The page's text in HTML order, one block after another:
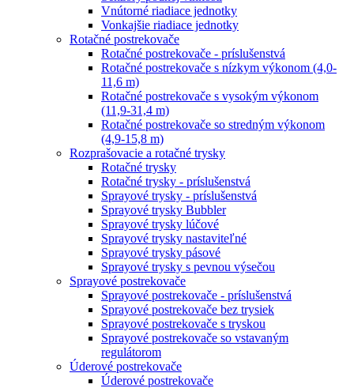
Vnútorné riadiace jednotky
Vonkajšie riadiace jednotky
Rotačné postrekovače
Rotačné postrekovače - príslušenstvá
Rotačné postrekovače s nízkym výkonom (4,0-
11,6 m)
Rotačné postrekovače s vysokým výkonom
(11,9-31,4 m)
Rotačné postrekovače so stredným výkonom
(4,9-15,8 m)
Rozprašovacie a rotačné trysky
Rotačné trysky
Rotačné trysky - príslušenstvá
Sprayové trysky - príslušenstvá
Sprayové trysky Bubbler
Sprayové trysky lúčové
Sprayové trysky nastaviteľné
Sprayové trysky pásové
Sprayové trysky s pevnou výsečou
Sprayové postrekovače
Sprayové postrekovače - príslušenstvá
Sprayové postrekovače bez trysiek
Sprayové postrekovače s tryskou
Sprayové postrekovače so vstavaným
regulátorom
Úderové postrekovače
Úderové postrekovače